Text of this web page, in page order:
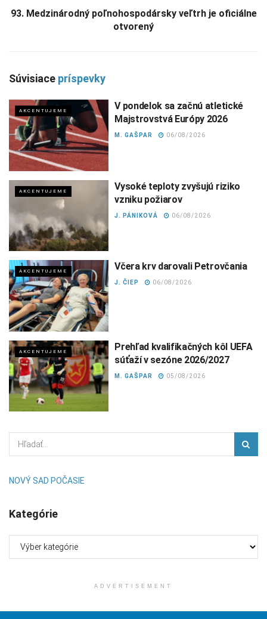
93. Medzinárodný poľnohospodársky veľtrh je oficiálne
otvorený
Súvisiace príspevky
AKCENTUJEME
V pondelok sa začnú atletické
Majstrovstvá Európy 2026
M. GAŠPAR 06/08/2026
AKCENTUJEME
Vysoké teploty zvyšujú riziko
vzniku požiarov
J. PÁNIKOVÁ 06/08/2026
AKCENTUJEME Včera krv darovali Petrovčania
J. ČIEP 06/08/2026
AKCENTUJEME
Prehľad kvalifikačných kôl UEFA
súťaží v sezóne 2026/2027
M. GAŠPAR 05/08/2026
NOVÝ SAD POČASIE
Kategórie
ADVERTISEMENT